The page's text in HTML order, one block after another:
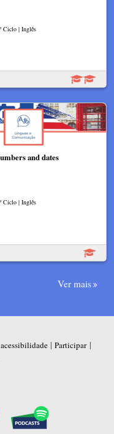
Ciclo | Inglês
and dates
Ciclo | Inglês
Ver mais
| Participar|